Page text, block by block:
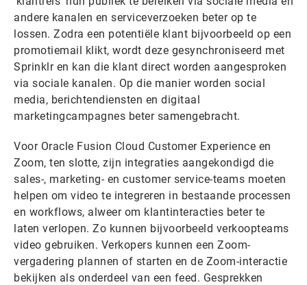
andere kanalen en serviceverzoeken beter op te
lossen. Zodra een potentiële klant bijvoorbeeld op een
promotiemail klikt, wordt deze gesynchroniseerd met
Sprinklr en kan die klant direct worden aangesproken
via sociale kanalen. Op die manier worden social
media, berichtendiensten en digitaal
marketingcampagnes beter samengebracht.
Voor Oracle Fusion Cloud Customer Experience en
Zoom, ten slotte, zijn integraties aangekondigd die
sales-, marketing- en customer service-teams moeten
helpen om video te integreren in bestaande processen
en workflows, alweer om klantinteracties beter te
laten verlopen. Zo kunnen bijvoorbeeld verkoopteams
video gebruiken. Verkopers kunnen een Zoom-
vergadering plannen of starten en de Zoom-interactie
bekijken als onderdeel van een feed. Gesprekken